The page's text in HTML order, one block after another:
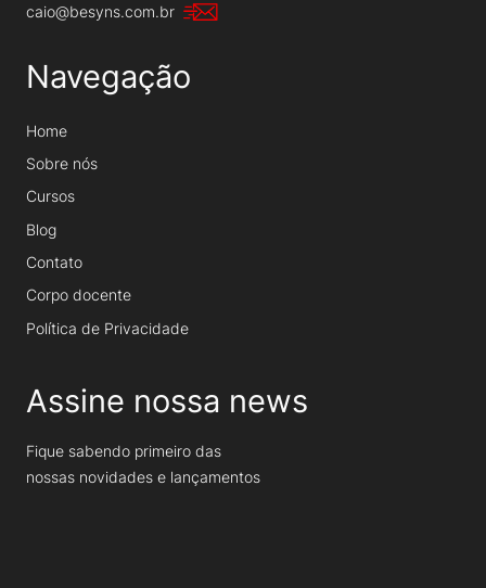
caio@besyns.com.br
Navegação
Home
Sobre nós
Cursos
Blog
Contato
Corpo docente
Política de Privacidade
Assine nossa news
Fique sabendo primeiro das
nossas novidades e lançamentos